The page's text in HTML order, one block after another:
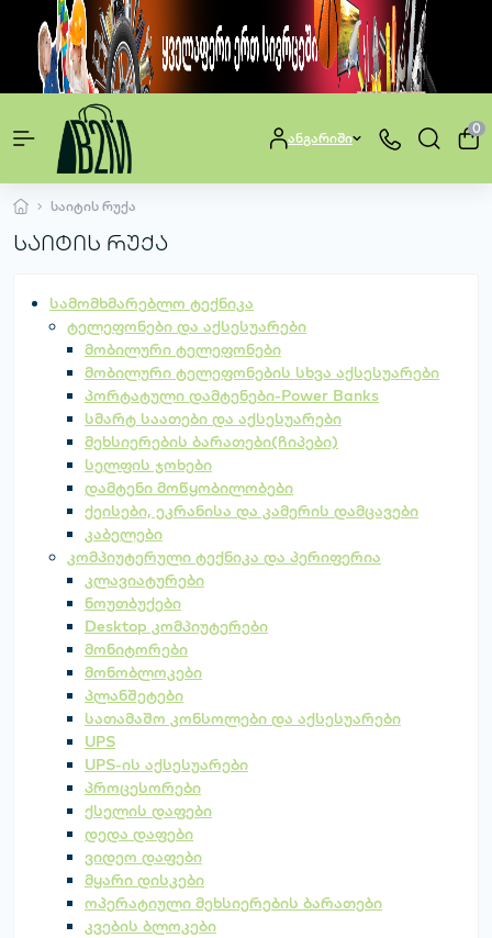
ანგარიში
0
საიტის რუქა
საიტის რუქა
სამომხმარებლო ტექნიკა
ტელეფონები და აქსესუარები
მობილური ტელეფონები
მობილური ტელეფონების სხვა აქსესუარები
პორტატული დამტენები-Power Banks
სმარტ საათები და აქსესუარები
მეხსიერების ბარათები(ჩიპები)
სელფის ჯოხები
დამტენი მოწყობილობები
ქეისები, ეკრანისა და კამერის დამცავები
კაბელები
კომპიუტერული ტექნიკა და პერიფერია
კლავიატურები
ნოუთბუქები
Desktop კომპიუტერები
მონიტორები
მონობლოკები
პლანშეტები
სათამაშო კონსოლები და აქსესუარები
UPS
UPS-ის აქსესუარები
პროცესორები
ქსელის დაფები
დედა დაფები
ვიდეო დაფები
მყარი დისკები
ოპერატიული მეხსიერების ბარათები
კვების ბლოკები